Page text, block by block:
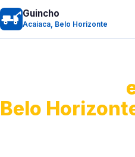
Guincho
Acaiaca, Belo Horizonte
Belo